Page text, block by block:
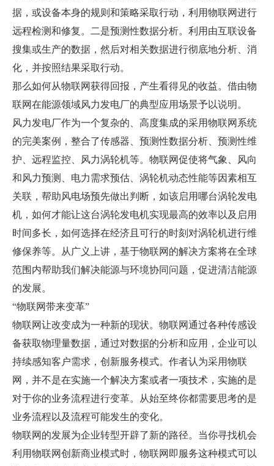
据，或设备本身的规则和策略采取行动，利用物联网进行
远程检测和修复。二是预测性数据分析。利用由互联设备
搜集或生产的数据，然后对相关数据进行彻底地分析、消
化，并按照结果采取行动。
那么如何从物联网获得回报，产生看得见的收益。借由物
联网在能源领域风力发电厂的典型应用场景予以说明。
风力发电厂作为一个复杂的、高度集成的采用物联网系统
的完美案例，整合了传感器、预测性数据分析、预测性维
护、远程监控、风力涡轮机等。物联网促使将气象、风向
和风力预测、电力需求预估、涡轮机动态性能等因素相互
关联，帮助风电场预先做出判断，如该启用哪台涡轮发电
机，如何才能让这台涡轮发电机实现最高的效率以及启用
时间多长，如何选择在经济且可行的时刻对涡轮机进行维
修保养等。从广义上讲，基于物联网的解决方案将在全球
范围内帮助我们解决能源与环境协同问题，促进清洁能源
的发展。
“物联网带来变革”
物联网让改变成为一种新的现状。物联网通过各种传感设
备获取物理量数据，通过对数据的分析和应用，企业可以
持续感知客户需求，创新服务模式。作者认为采用物联
网，并不是在实施一个解决方案或者一项技术，实施的是
对于你的业务流程进行变革。从始至终你都需要思考的是
业务流程以及流程可能发生的变化。
物联网的发展为企业转型开辟了新的路径。当你寻找机会
利用物联网创新商业模式时，物联网即服务这种模式可以